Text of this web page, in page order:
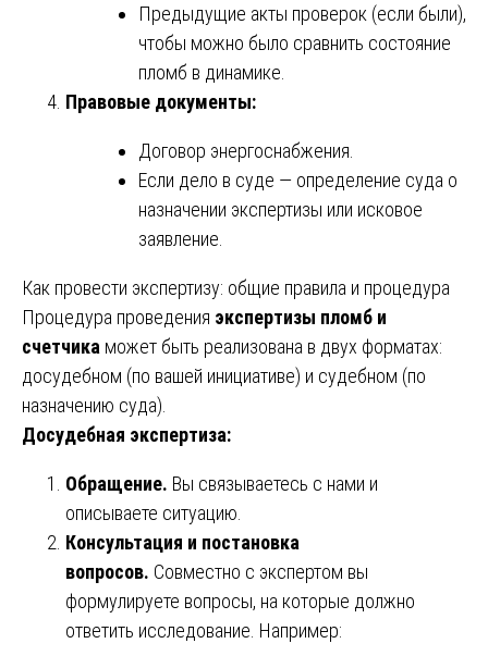
Предыдущие акты проверок (если были),
чтобы можно было сравнить состояние
пломб в динамике.
Правовые документы:
Договор энергоснабжения.
Если дело в суде — определение суда о
назначении экспертизы или исковое
заявление.
Как провести экспертизу: общие правила и процедура
Процедура проведения экспертизы пломб и
счетчика может быть реализована в двух форматах:
досудебном (по вашей инициативе) и судебном (по
назначению суда).
Досудебная экспертиза:
Обращение. Вы связываетесь с нами и
описываете ситуацию.
Консультация и постановка
вопросов. Совместно с экспертом вы
формулируете вопросы, на которые должно
ответить исследование. Например: